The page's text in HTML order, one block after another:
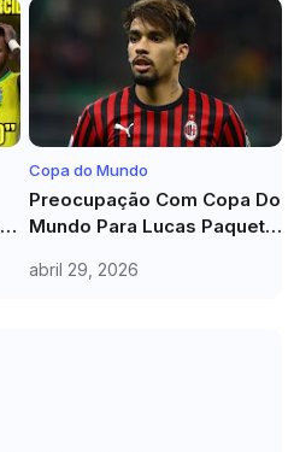
Quieto"
Copa do Mundo
Preocupação Com Copa Do
Mundo Para Lucas Paquetá:
Flamengo?
abril 29, 2026